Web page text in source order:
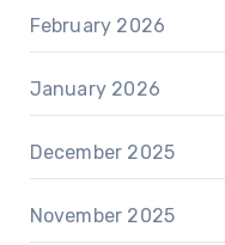
February 2026
January 2026
December 2025
November 2025